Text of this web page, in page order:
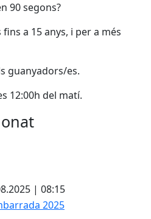
90 segons?
a 15 anys, i per a més
guanyadors/es.
12:00h del matí.
| 08:15